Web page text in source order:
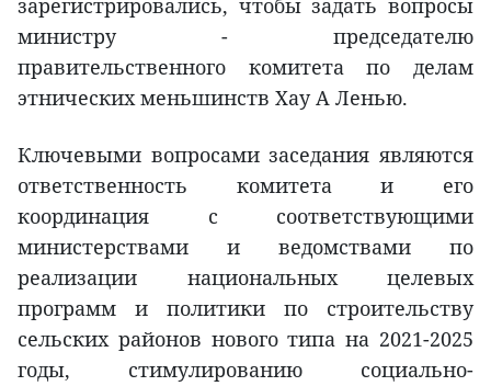
министру - председателю
правительственного комитета по делам
этнических меньшинств Хау А Ленью.
Ключевыми вопросами заседания являются
ответственность комитета и его
координация с соответствующими
министерствами и ведомствами по
реализации национальных целевых
программ и политики по строительству
сельских районов нового типа на 2021-2025
годы, стимулированию социально-